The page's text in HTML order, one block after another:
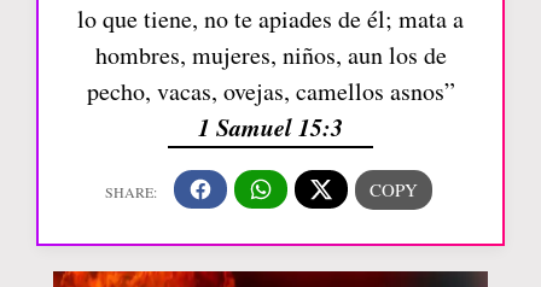
lo que tiene, no te apiades de él; mata a
hombres, mujeres, niños, aun los de
pecho, vacas, ovejas, camellos asnos”
1 Samuel 15:3